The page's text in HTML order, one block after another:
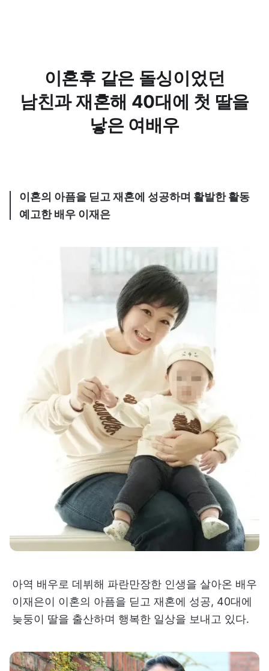
이혼후 같은 돌싱이었던
남친과 재혼해 40대에 첫 딸을
낳은 여배우
이혼의 아픔을 딛고 재혼에 성공하며 활발한 활동
예고한 배우 이재은
아역 배우로 데뷔해 파란만장한 인생을 살아온 배우
이재은이 이혼의 아픔을 딛고 재혼에 성공, 40대에
늦둥이 딸을 출산하며 행복한 일상을 보내고 있다.